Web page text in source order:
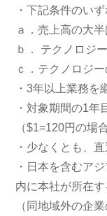
・下記条件のい
ａ．売上高の大
ｂ． テクノロジ
ｃ．テクノロジ
・3年以上業務を
・対象期間の1年
（$1=120円の場
・少なくとも、
・日本を含むア
内に本社が所在す
（同地域外の企